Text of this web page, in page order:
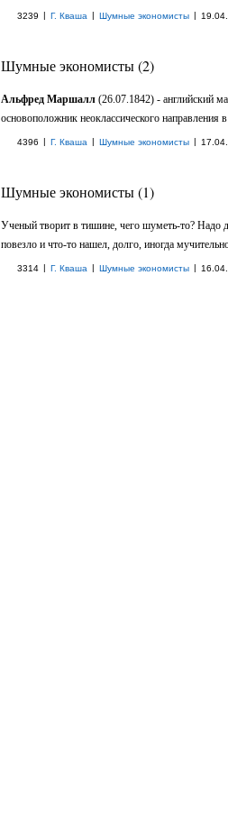
3239 | Г. Кваша | Шумные экономисты |
Шумные экономисты (2)
Альфред Маршалл (26.07.1842) - английский
основоположник неоклассического направления
4396 | Г. Кваша | Шумные экономисты |
Шумные экономисты (1)
Ученый творит в тишине, чего шуметь-то? Надо
повезло и что-то нашел, долго, иногда
3314 | Г. Кваша | Шумные экономисты |